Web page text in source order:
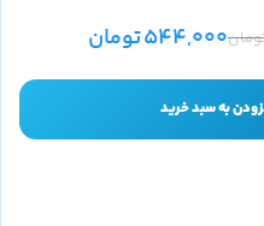
544,000تومان
به سبد خرید